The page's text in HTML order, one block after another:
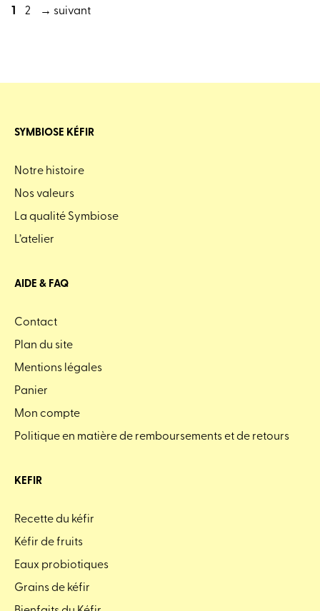
PagePage
2 → suivant
SYMBIOSE KÉFIR
Notre histoire
Nos valeurs
La qualité Symbiose
L’atelier
AIDE & FAQ
Contact
Plan du site
Mentions légales
Panier
Mon compte
Politique en matière de remboursements et de retours
KEFIR
Recette du kéfir
Kéfir de fruits
Eaux probiotiques
Grains de kéfir